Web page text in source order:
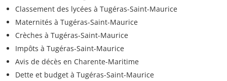
Classement des lycées à Tugéras-Saint-Maurice
Maternités à Tugéras-Saint-Maurice
Crèches à Tugéras-Saint-Maurice
Impôts à Tugéras-Saint-Maurice
Avis de décès en Charente-Maritime
Dette et budget à Tugéras-Saint-Maurice